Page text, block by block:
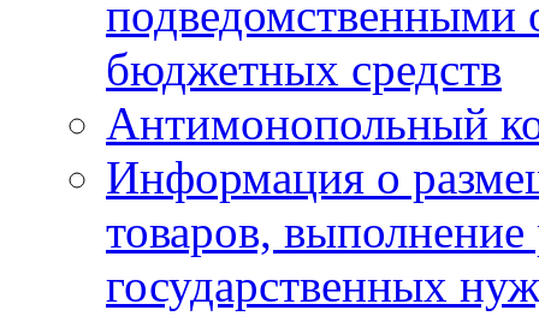
подведомственными
бюджетных средств
Антимонопольный
Информация о
товаров, выполнение
государственных